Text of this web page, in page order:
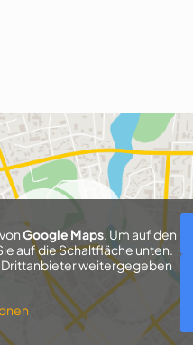
Google Maps. Um auf den
auf die Schaltfläche unten.
Drittanbieter weitergegeben